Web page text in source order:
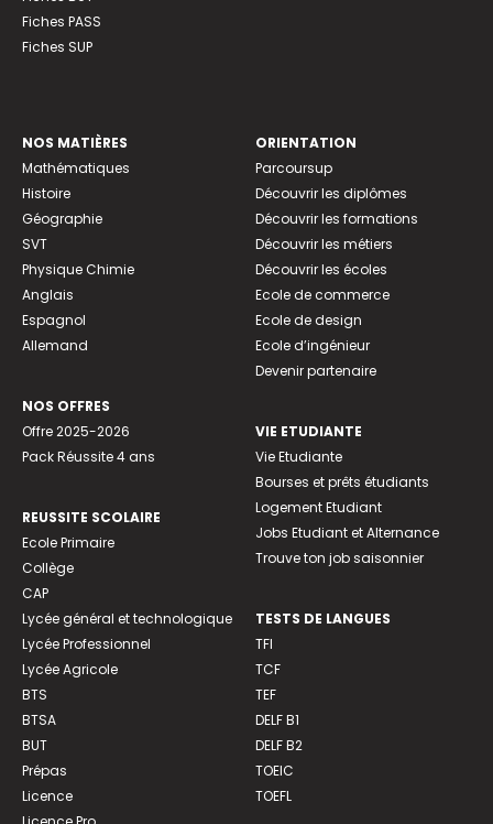
Fiches PASS
Fiches SUP
NOS MATIÈRES
Mathématiques
Histoire
Géographie
SVT
Physique Chimie
Anglais
Espagnol
Allemand
NOS OFFRES
Offre 2025-2026
Pack Réussite 4 ans
REUSSITE SCOLAIRE
Ecole Primaire
Collège
CAP
Lycée général et technologique
Lycée Professionnel
Lycée Agricole
BTS
BTSA
BUT
Prépas
Licence
ORIENTATION
Parcoursup
Découvrir les diplômes
Découvrir les formations
Découvrir les métiers
Découvrir les écoles
Ecole de commerce
Ecole de design
Ecole d’ingénieur
Devenir partenaire
VIE ETUDIANTE
Vie Etudiante
Bourses et prêts étudiants
Logement Etudiant
Jobs Etudiant et Alternance
Trouve ton job saisonnier
TESTS DE LANGUES
TFI
TCF
TEF
DELF B1
DELF B2
TOEIC
TOEFL